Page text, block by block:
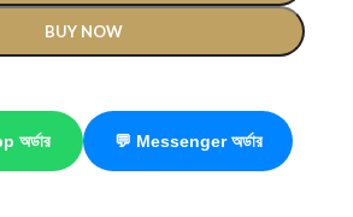
BUY NOW
অর্ডার 💬 Messenger অর্ডার